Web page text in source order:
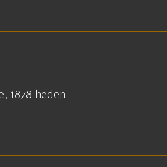
1878-heden.